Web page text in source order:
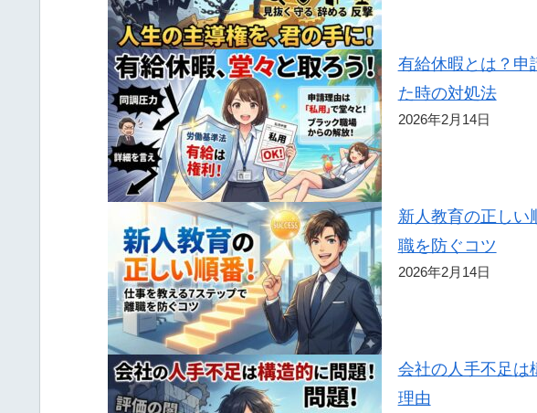
有給休暇とは？申
た時の対処法
2026年2月14日
新人教育の正しい
職を防ぐコツ
2026年2月14日
会社の人手不足は
理由